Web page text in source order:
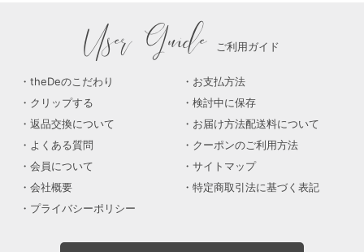
User Guide ご利用ガイド
theDeのこだわり
お支払方法
クリップする
検討中に保存
返品交換について
お届け方法配送料について
よくある質問
クーポンのご利用方法
会員について
サイトマップ
会社概要
特定商取引法に基づく表記
プライバシーポリシー